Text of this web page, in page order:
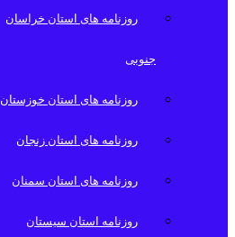
روزنامه های استان خراسان
جنوبی
روزنامه های استان خوزستان
روزنامه های استان زنجان
روزنامه های استان سمنان
روزنامه استان سیستان